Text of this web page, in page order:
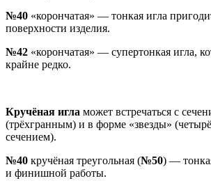
№40 «корончатая» — тонкая игла
поверхности изделия.
№42 «корончатая» — супертонкая игла,
крайне редко.
Кручёная игла может встречаться с
(трёхгранным) и в форме «звезды»
сечением).
№40 кручёная треугольная (№50) —
и финишной работы.